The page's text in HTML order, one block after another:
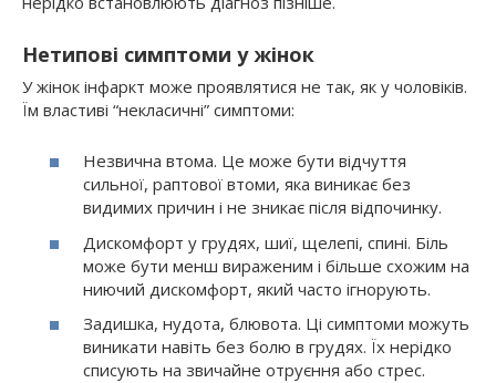
Нетипові симптоми у жінок
У жінок інфаркт може проявлятися не так, як у чоловіків.
Їм властиві “некласичні” симптоми:
Незвична втома. Це може бути відчуття
сильної, раптової втоми, яка виникає без
видимих причин і не зникає після відпочинку.
Дискомфорт у грудях, шиї, щелепі, спині. Біль
може бути менш вираженим і більше схожим на
ниючий дискомфорт, який часто ігнорують.
Задишка, нудота, блювота. Ці симптоми можуть
виникати навіть без болю в грудях. Їх нерідко
списують на звичайне отруєння або стрес.